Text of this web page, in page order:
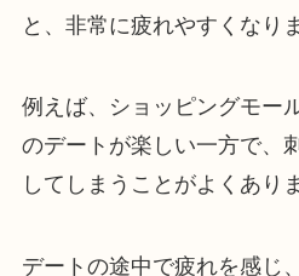
と、非常に疲れやすくなり
例えば、ショッピングモー
のデートが楽しい一方で、
してしまうことがよくあり
デートの途中で疲れを感じ